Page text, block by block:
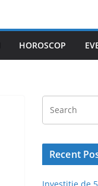
HOROSCOP
Recent